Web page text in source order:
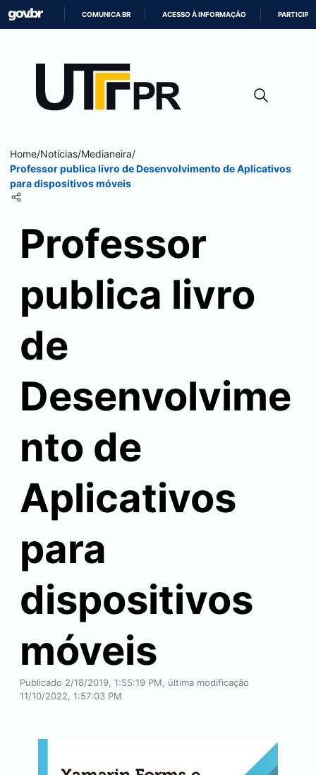
CONTEÚDO
COMUNICA BR ACESSO À INFORMAÇÃO PARTICIPE
Home/Notícias/Medianeira/
Professor publica livro de Desenvolvimento de Aplicativos
para dispositivos móveis
Professor
publica livro
de
Desenvolvime
nto de
Aplicativos
para
dispositivos
móveis
Publicado 2/18/2019, 1:55:19 PM, última modificação
11/10/2022, 1:57:03 PM